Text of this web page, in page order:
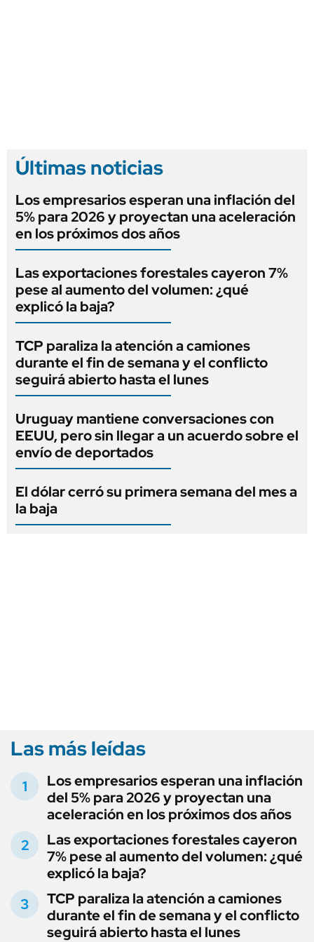
Últimas noticias
Los empresarios esperan una inflación del
5% para 2026 y proyectan una aceleración
en los próximos dos años
Las exportaciones forestales cayeron 7%
pese al aumento del volumen: ¿qué
explicó la baja?
TCP paraliza la atención a camiones
durante el fin de semana y el conflicto
seguirá abierto hasta el lunes
Uruguay mantiene conversaciones con
EEUU, pero sin llegar a un acuerdo sobre el
envío de deportados
El dólar cerró su primera semana del mes a
la baja
Las más leídas
Los empresarios esperan una inflación
del 5% para 2026 y proyectan una
aceleración en los próximos dos años
Las exportaciones forestales cayeron
7% pese al aumento del volumen: ¿qué
explicó la baja?
TCP paraliza la atención a camiones
durante el fin de semana y el conflicto
seguirá abierto hasta el lunes